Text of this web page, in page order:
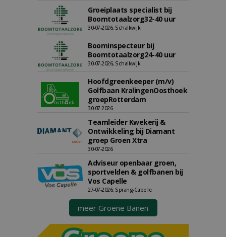
Groeiplaats specialist bij
Boomtotaalzorg32-40 uur
30-07-2026, Schalkwijk
Boominspecteur bij
Boomtotaalzorg24-40 uur
30-07-2026, Schalkwijk
Hoofdgreenkeeper (m/v)
Golfbaan KralingenOosthoek
groepRotterdam
30-07-2026
Teamleider Kwekerij &
Ontwikkeling bij Diamant
groep Groen Xtra
30-07-2026
Adviseur openbaar groen,
sportvelden & golfbanen bij
Vos Capelle
27-07-2026, Sprang-Capelle
meer Groene Banen